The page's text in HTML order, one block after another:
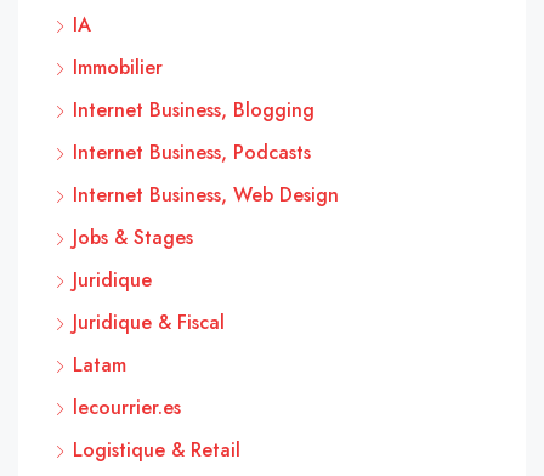
IA
Immobilier
Internet Business, Blogging
Internet Business, Podcasts
Internet Business, Web Design
Jobs & Stages
Juridique
Juridique & Fiscal
Latam
lecourrier.es
Logistique & Retail